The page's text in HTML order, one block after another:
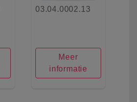
03.04.0002.13
Meer
informatie